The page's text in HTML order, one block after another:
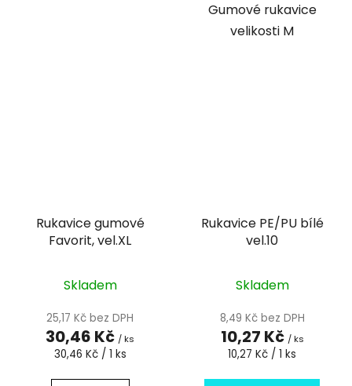
Gumové rukavice
velikosti M
Rukavice gumové
Favorit, vel.XL
Skladem
25,17 Kč bez DPH
30,46 Kč / ks
Měrná
30,46 Kč / 1 ks
Rukavice PE/PU bílé
vel.10
Skladem
8,49 Kč bez DPH
10,27 Kč / ks
Měrná
10,27 Kč / 1 ks